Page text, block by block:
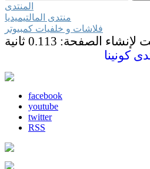
المنتدى
منتدى المالتيميديا
فلاشات و خلفيات كمبيوتر
لإنشاء الصفحة: 0.113 ثانية
كونينا
facebook
youtube
twitter
RSS